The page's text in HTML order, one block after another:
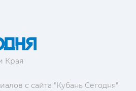
Края
с сайта "Кубань Сегодня"